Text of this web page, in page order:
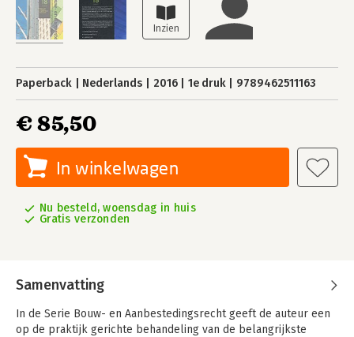
Paperback Nederlands 2016 1e druk 9789462511163
€ 85,50
In winkelwagen
Nu besteld, woensdag in huis
Gratis verzonden
Samenvatting
In de Serie Bouw- en Aanbestedingsrecht geeft de auteur een
op de praktijk gerichte behandeling van de belangrijkste